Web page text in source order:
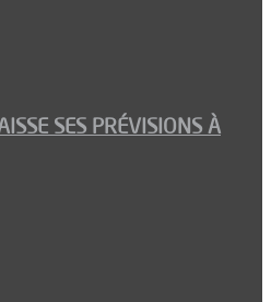
SES PRÉVISIONS À